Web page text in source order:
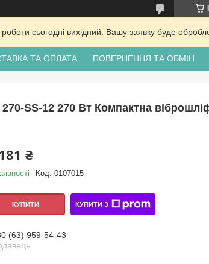
сьогодні вихідний. Вашу заявку буде
ТА ОПЛАТА ПОВЕРНЕННЯ ТА ОБМІН
SS-12 270 Вт Компактна
₴
Код: 0107015
КУПИТИ КУПИТИ З
(63) 959-54-43